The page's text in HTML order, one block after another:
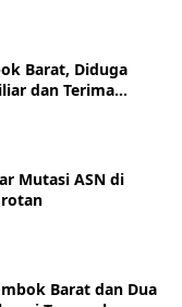
Barat, Diduga
dan Terima
Mutasi ASN di
Barat dan Dua